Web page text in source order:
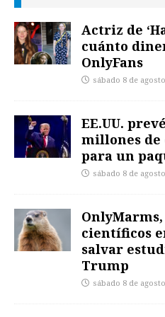
Actriz de
cuánto
OnlyFans
sábado 8 de
EE.UU.
millones de
para un
sábado 8 de
científicos
salvar
Trump
sábado 8 de